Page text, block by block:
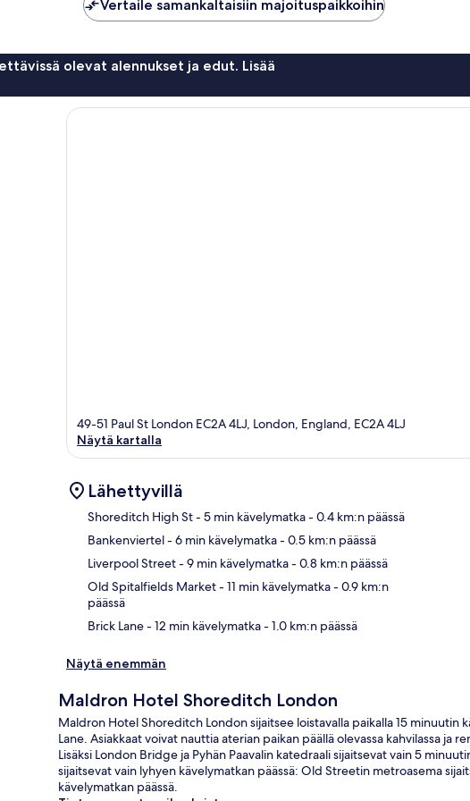
Vertaile samankaltaisiin majoituspaikkoihin
olevat alennukset ja edut. Lisää
49-51 Paul St London EC2A 4LJ, London, England, EC2A 4LJ
Näytä kartalla
Lähettyvillä
Shoreditch High St- 5 min kävelymatka- 0.4 km:n päässä
Bankenviertel- 6 min kävelymatka- 0.5 km:n päässä
Liverpool Street- 9 min kävelymatka- 0.8 km:n päässä
Old Spitalfields Market- 11 min kävelymatka- 0.9 km:n
päässä
Brick Lane- 12 min kävelymatka- 1.0 km:n päässä
Näytä enemmän
Maldron Hotel Shoreditch London
Maldron Hotel Shoreditch London sijaitsee loistavalla paikalla 15 minuutin
Lane. Asiakkaat voivat nauttia aterian paikan päällä olevassa kahvilassa ja
Lisäksi London Bridge ja Pyhän Paavalin katedraali sijaitsevat vain 5
sijaitsevat vain lyhyen kävelymatkan päässä: Old Streetin metroasema
kävelymatkan päässä.